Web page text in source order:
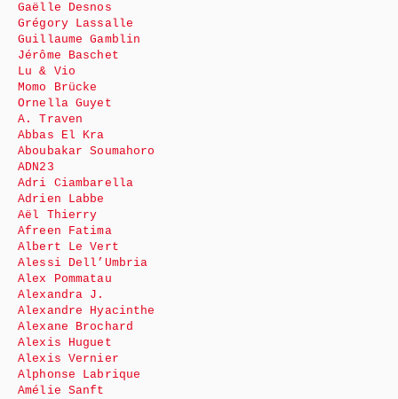
Gaëlle Desnos
Grégory Lassalle
Guillaume Gamblin
Jérôme Baschet
Lu & Vio
Momo Brücke
Ornella Guyet
A. Traven
Abbas El Kra
Aboubakar Soumahoro
ADN23
Adri Ciambarella
Adrien Labbe
Aël Thierry
Afreen Fatima
Albert Le Vert
Alessi Dell’Umbria
Alex Pommatau
Alexandra J.
Alexandre Hyacinthe
Alexane Brochard
Alexis Huguet
Alexis Vernier
Alphonse Labrique
Amélie Sanft